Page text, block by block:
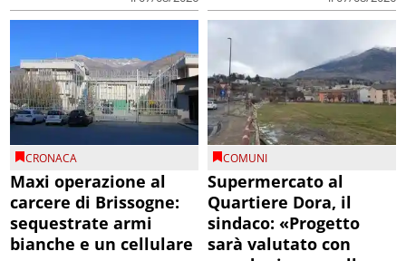
CRONACA
Maxi operazione al
carcere di Brissogne:
sequestrate armi
bianche e un cellulare
COMUNI
Supermercato al
Quartiere Dora, il
sindaco: «Progetto
sarà valutato con